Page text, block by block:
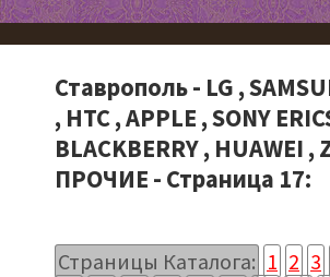
Ставрополь - LG ,
, HTC , APPLE , SONY
BLACKBERRY , HUAWEI ,
ПРОЧИЕ - Страница 17:
Страницы Каталога: 1 2 3